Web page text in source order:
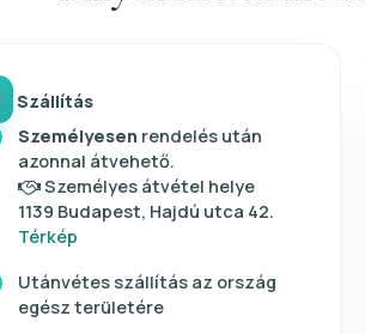
Szállítás
Személyesen rendelés után
azonnal átvehető.
Személyes átvétel helye
1139 Budapest, Hajdú utca 42.
Térkép
Utánvétes szállítás az ország
egész területére